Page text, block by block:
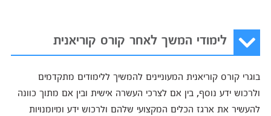
לימודי המשך לאחר קורס קוריאנית
בוגרי קורס קוריאנית המעוניינים להמשיך ללימודים מתקדמים
ולרכוש ידע נוסף, בין אם לצרכי העשרה אישית ובין אם מתוך כוונה
להעשיר את ארגז הכלים המקצועי שלהם ולרכוש ידע ומיומנויות